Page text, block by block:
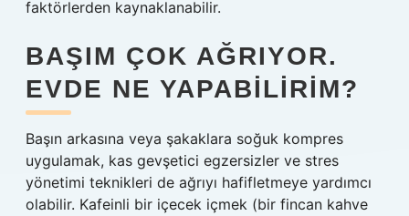
faktörlerden kaynaklanabilir.
BAŞIM ÇOK AĞRIYOR.
EVDE NE YAPABILIRIM?
Başın arkasına veya şakaklara soğuk kompres
uygulamak, kas gevşetici egzersizler ve stres
yönetimi teknikleri de ağrıyı hafifletmeye yardımcı
olabilir. Kafeinli bir içecek içmek (bir fincan kahve